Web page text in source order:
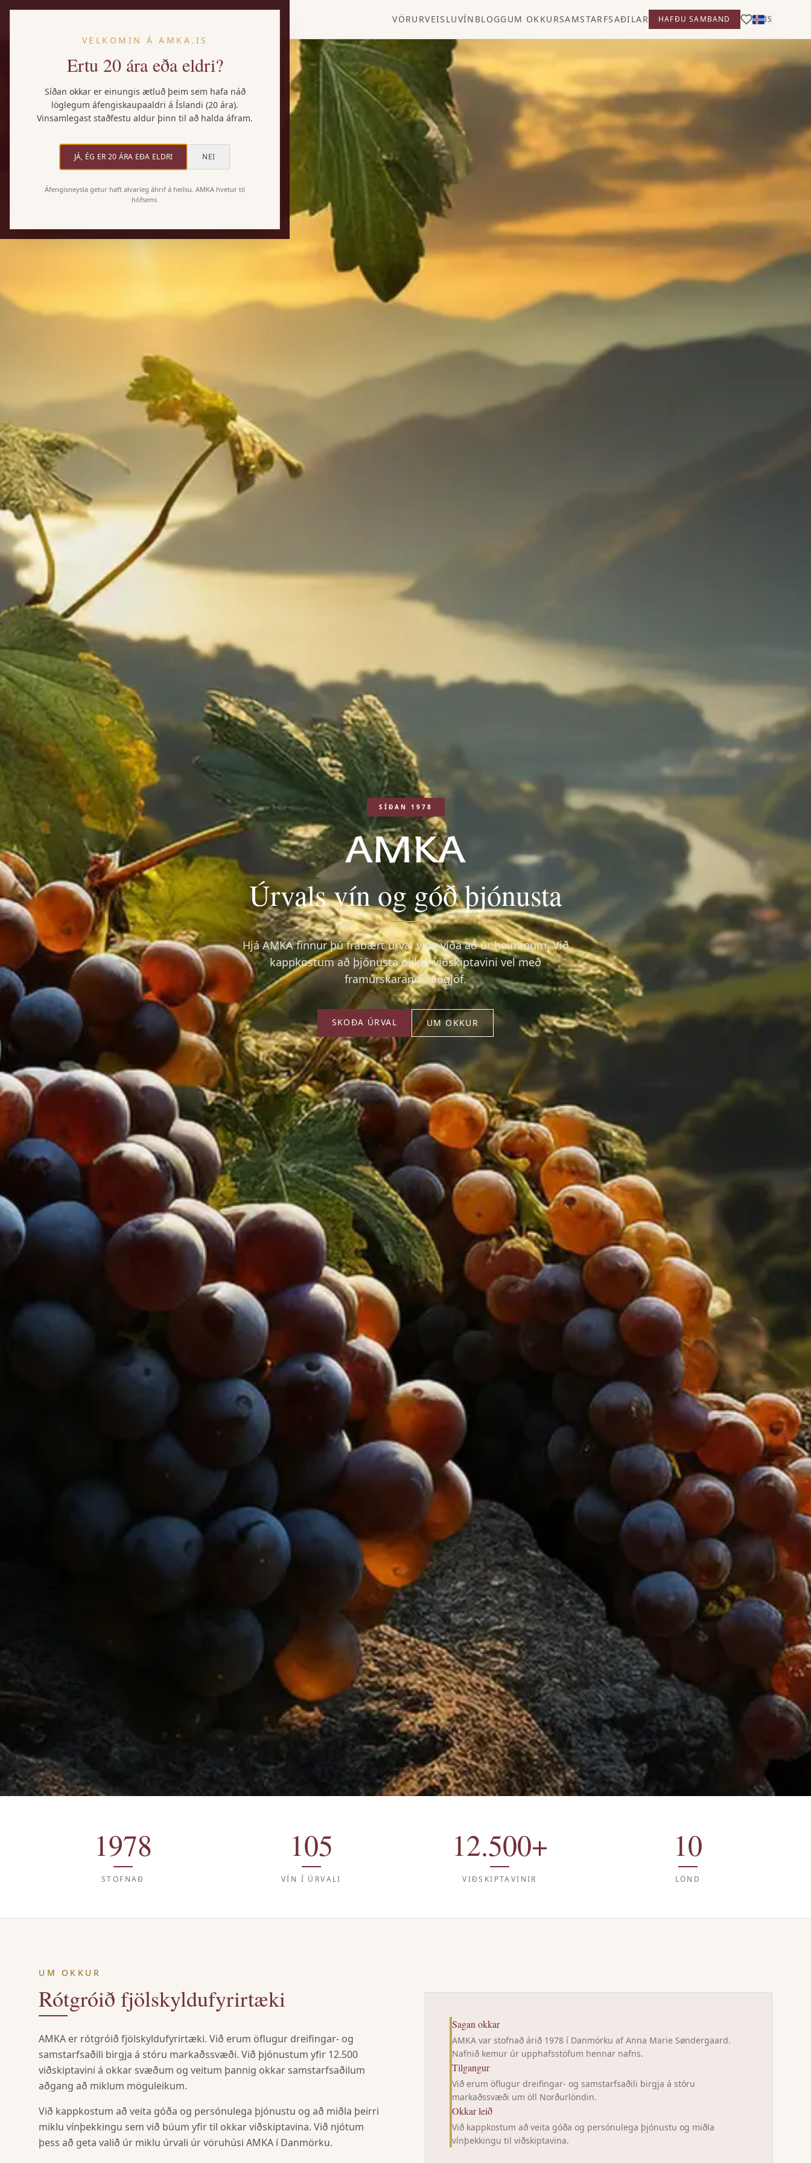
VÖRURVEISLUVÍN BLOGGUM OKKURSAMSTARFSAÐILAR HAFÐU SAMBAND IS
SÍÐAN 1978
Úrvals vín og góð þjónusta
Hjá AMKA finnur þú frábært úrval vína víða að úr heiminum. Við
kappkostum að þjónusta okkar viðskiptavini vel með
framúrskarandi ráðgjöf.
SKOÐA ÚRVAL UM OKKUR
1978
STOFNAÐ
105
VÍN Í ÚRVALI
12.500+
VIÐSKIPTAVINIR
10
LÖND
UM OKKUR
Rótgróið fjölskyldufyrirtæki
AMKA er rótgróið fjölskyldufyrirtæki. Við erum öflugur dreifingar- og
samstarfsaðili birgja á stóru markaðssvæði. Við þjónustum yfir 12.500
viðskiptavini á okkar svæðum og veitum þannig okkar samstarfsaðilum
aðgang að miklum möguleikum.
Við kappkostum að veita góða og persónulega þjónustu og að miðla þeirri
miklu vínþekkingu sem við búum yfir til okkar viðskiptavina. Við njótum
þess að geta valið úr miklu úrvali úr vöruhúsi AMKA í Danmörku.
Sagan okkar
AMKA var stofnað árið 1978 í Danmörku af Anna Marie Søndergaard.
Nafnið kemur úr upphafsstöfum hennar nafns.
Tilgangur
Við erum öflugur dreifingar- og samstarfsaðili birgja á stóru
markaðssvæði um öll Norðurlöndin.
Okkar leið
Við kappkostum að veita góða og persónulega þjónustu og miðla
vínþekkingu til viðskiptavina.
VELKOMIN Á AMKA.IS
Ertu 20 ára eða eldri?
Síðan okkar er einungis ætluð þeim sem hafa náð
löglegum áfengiskaupaaldri á Íslandi (20 ára).
Vinsamlegast staðfestu aldur þinn til að halda áfram.
JÁ, ÉG ER 20 ÁRA EÐA ELDRI NEI
Áfengisneysla getur haft alvarleg áhrif á heilsu. AMKA hvetur til
hófsemi.